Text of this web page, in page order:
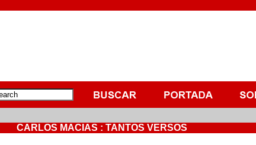
CARLOS MACIAS : TANTOS VERSOS